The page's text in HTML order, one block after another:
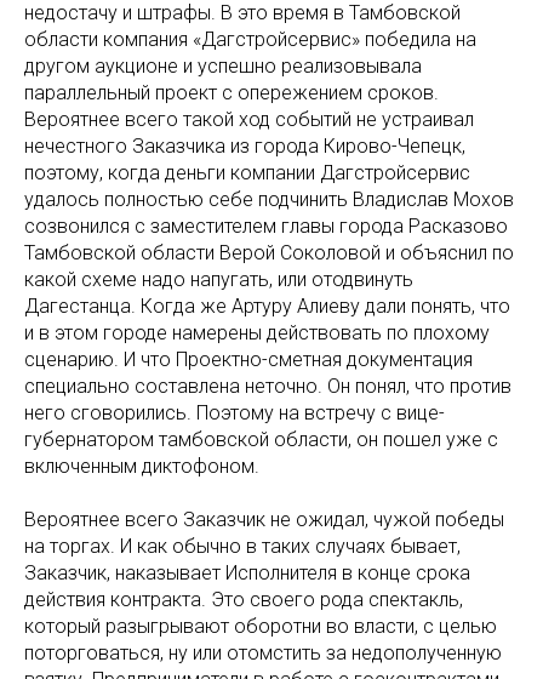
недостачу и штрафы. В это время в Тамбовской
области компания «Дагстройсервис» победила на
другом аукционе и успешно реализовывала
параллельный проект с опережением сроков.
Вероятнее всего такой ход событий не устраивал
нечестного Заказчика из города Кирово-Чепецк,
поэтому, когда деньги компании Дагстройсервис
удалось полностью себе подчинить Владислав Мохов
созвонился с заместителем главы города Расказово
Тамбовской области Верой Соколовой и объяснил по
какой схеме надо напугать, или отодвинуть
Дагестанца. Когда же Артуру Алиеву дали понять, что
и в этом городе намерены действовать по плохому
сценарию. И что Проектно-сметная документация
специально составлена неточно. Он понял, что против
него сговорились. Поэтому на встречу с вице-
губернатором тамбовской области, он пошел уже с
включенным диктофоном.
Вероятнее всего Заказчик не ожидал, чужой победы
на торгах. И как обычно в таких случаях бывает,
Заказчик, наказывает Исполнителя в конце срока
действия контракта. Это своего рода спектакль,
который разыгрывают оборотни во власти, с целью
поторговаться, ну или отомстить за недополученную